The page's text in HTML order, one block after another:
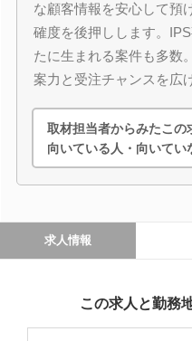
な顧客情報を安心して預
確度を後押しします。
たに生まれる案件も多数
案力と受注チャンスを広
取材担当者からみたこの
向いている人・向いてい
求人情報
この求人と勤務